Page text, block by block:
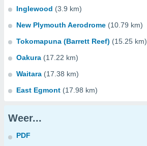
Inglewood (3.9 km)
New Plymouth Aerodrome (10.79 km)
Tokomapuna (Barrett Reef) (15.25 km)
Oakura (17.22 km)
Waitara (17.38 km)
East Egmont (17.98 km)
Weer...
PDF